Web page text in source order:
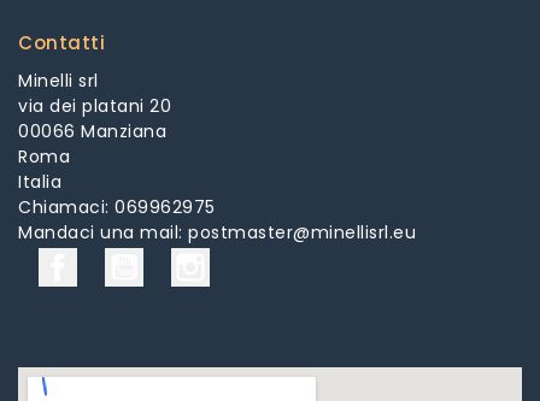
Contatti
Minelli srl
via dei platani 20
00066 Manziana
Roma
Italia
Chiamaci: 069962975
Mandaci una mail: postmaster@minellisrl.eu